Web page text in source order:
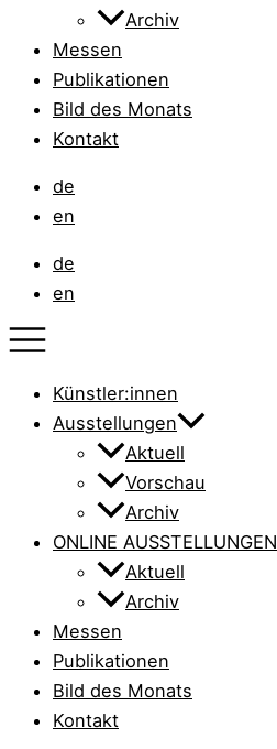
Archiv
Messen
Publikationen
Bild des Monats
Kontakt
de
en
de
en
Künstler:innen
Ausstellungen
Aktuell
Vorschau
Archiv
ONLINE AUSSTELLUNGEN
Aktuell
Archiv
Messen
Publikationen
Bild des Monats
Kontakt